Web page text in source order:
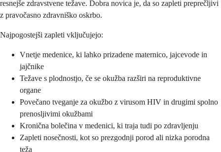
resnejše zdravstvene težave. Dobra novica je, da so zapleti preprečljivi
z pravočasno zdravniško oskrbo.
Najpogostejši zapleti vključujejo:
Vnetje medenice, ki lahko prizadene maternico, jajcevode in
jajčnike
Težave s plodnostjo, če se okužba razširi na reproduktivne
organe
Povečano tveganje za okužbo z virusom HIV in drugimi spolno
prenosljivimi okužbami
Kronična bolečina v medenici, ki traja tudi po zdravljenju
Zapleti nosečnosti, kot so prezgodnji porod ali nizka porodna
teža